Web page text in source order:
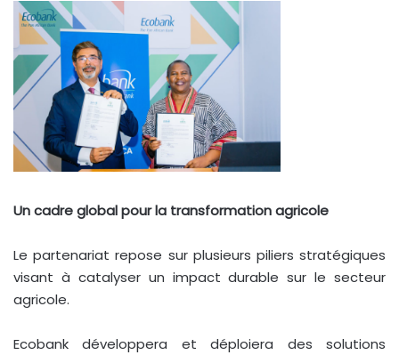
Un cadre global pour la transformation agricole
Le partenariat repose sur plusieurs piliers stratégiques
visant à catalyser un impact durable sur le secteur
agricole.
Ecobank développera et déploiera des solutions